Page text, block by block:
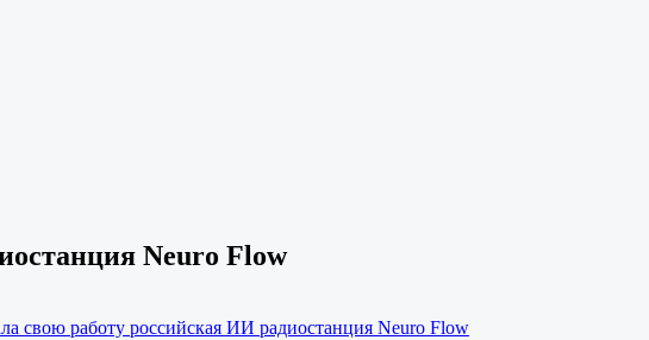
Neuro Flow
свою работу российская ИИ радиостанция Neuro Flow